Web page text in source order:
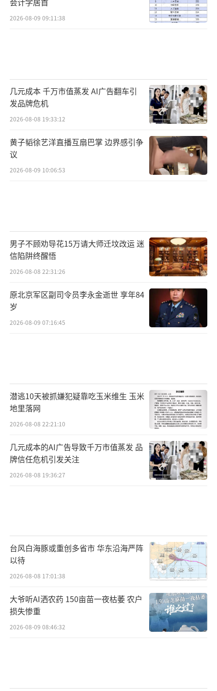
2026-08-09 09:11:38
几元成本 千万市值蒸发 AI广告翻车引
发品牌危机
2026-08-08 19:33:12
黄子韬徐艺洋直播互扇巴掌 边界感引争
议
2026-08-09 10:06:53
男子不顾劝导花15万请大师迁坟改运 迷
信陷阱终醒悟
2026-08-08 22:31:26
原北京军区副司令员李永金逝世 享年84
岁
2026-08-09 07:16:45
潜逃10天被抓嫌犯疑靠吃玉米维生 玉米
地里落网
2026-08-08 22:21:10
几元成本的AI广告导致千万市值蒸发 品
牌信任危机引发关注
2026-08-08 19:36:27
台风白海豚或重创多省市 华东沿海严阵
以待
2026-08-08 17:01:38
大爷听AI洒农药 150亩苗一夜枯萎 农户
损失惨重
2026-08-09 08:46:32